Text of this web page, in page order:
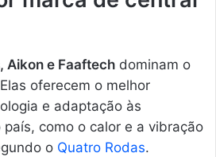
Aikon e Faaftech dominam o
oferecem o melhor
e adaptação às
como o calor e a vibração
o Quatro Rodas.